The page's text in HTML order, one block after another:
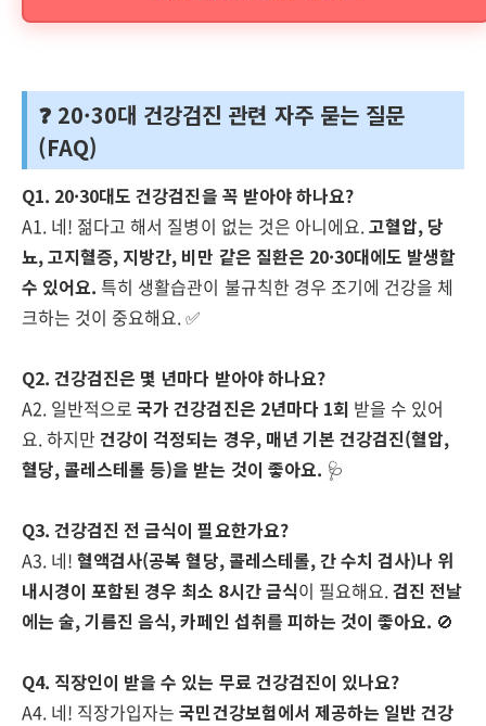
❓ 20·30대 건강검진 관련 자주 묻는 질문
(FAQ)
Q1. 20·30대도 건강검진을 꼭 받아야 하나요?
A1. 네! 젊다고 해서 질병이 없는 것은 아니에요.고혈압, 당
뇨, 고지혈증, 지방간, 비만 같은 질환은 20·30대에도 발생할
수 있어요. 특히 생활습관이 불규칙한 경우 조기에 건강을 체
크하는 것이 중요해요. ✅
Q2. 건강검진은 몇 년마다 받아야 하나요?
A2. 일반적으로국가 건강검진은 2년마다 1회 받을 수 있어
요. 하지만건강이 걱정되는 경우, 매년 기본 건강검진(혈압,
혈당, 콜레스테롤 등)을 받는 것이 좋아요. 🩺
Q3. 건강검진 전 금식이 필요한가요?
A3. 네!혈액검사(공복 혈당, 콜레스테롤, 간 수치 검사)나 위
내시경이 포함된 경우 최소 8시간 금식이 필요해요.검진 전날
에는 술, 기름진 음식, 카페인 섭취를 피하는 것이 좋아요. 🚫
Q4. 직장인이 받을 수 있는 무료 건강검진이 있나요?
A4. 네! 직장가입자는국민건강보험에서 제공하는 일반 건강